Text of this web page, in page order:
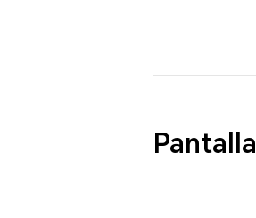
Pantalla